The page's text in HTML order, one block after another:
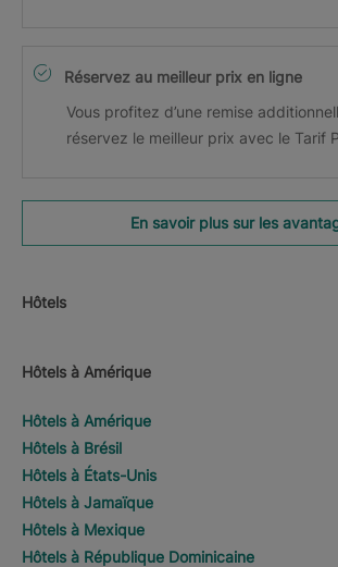
Réservez au meilleur prix en ligne
Vous profitez d’une remise
réservez le meilleur prix avec le Tarif
En savoir plus sur les
Hôtels
Hôtels à Amérique
Hôtels à Amérique
Hôtels à Brésil
Hôtels à États-Unis
Hôtels à Jamaïque
Hôtels à Mexique
Hôtels à République Dominicaine